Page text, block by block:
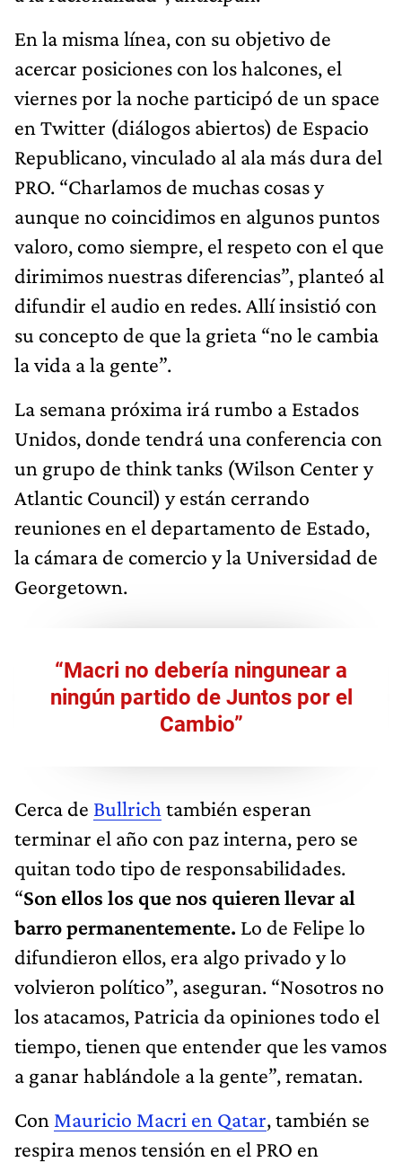
En la misma línea, con su objetivo de
acercar posiciones con los halcones, el
viernes por la noche participó de un space
en Twitter (diálogos abiertos) de Espacio
Republicano, vinculado al ala más dura del
PRO. “Charlamos de muchas cosas y
aunque no coincidimos en algunos puntos
valoro, como siempre, el respeto con el que
dirimimos nuestras diferencias”, planteó al
difundir el audio en redes. Allí insistió con
su concepto de que la grieta “no le cambia
la vida a la gente”.
La semana próxima irá rumbo a Estados
Unidos, donde tendrá una conferencia con
un grupo de think tanks (Wilson Center y
Atlantic Council) y están cerrando
reuniones en el departamento de Estado,
la cámara de comercio y la Universidad de
Georgetown.
“Macri no debería ningunear a
ningún partido de Juntos por el
Cambio”
Cerca de Bullrich también esperan
terminar el año con paz interna, pero se
quitan todo tipo de responsabilidades.
“Son ellos los que nos quieren llevar al
barro permanentemente. Lo de Felipe lo
difundieron ellos, era algo privado y lo
volvieron político”, aseguran. “Nosotros no
los atacamos, Patricia da opiniones todo el
tiempo, tienen que entender que les vamos
a ganar hablándole a la gente”, rematan.
Con Mauricio Macri en Qatar, también se
respira menos tensión en el PRO en